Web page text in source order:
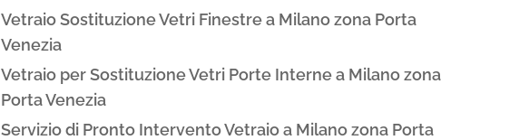
Vetraio Sostituzione Vetri Finestre a Milano zona Porta
Venezia
Vetraio per Sostituzione Vetri Porte Interne a Milano zona
Porta Venezia
Servizio di Pronto Intervento Vetraio a Milano zona Porta